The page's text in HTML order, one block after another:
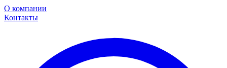
О компании
Контакты